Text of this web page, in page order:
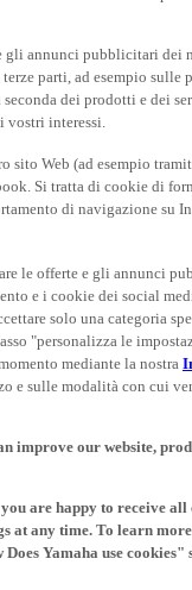
annunci pubblicitari dei
parti, ad esempio sulle
seconda dei prodotti e dei
vostri interessi.
sito Web (ad esempio
Si tratta di cookie di
di navigazione su
le offerte e gli annunci
e i cookie dei social
solo una categoria
"personalizza le
mediante la nostra
e sulle modalità con cui
improve our website,
are happy to receive all
at any time. To learn
Yamaha use cookies"